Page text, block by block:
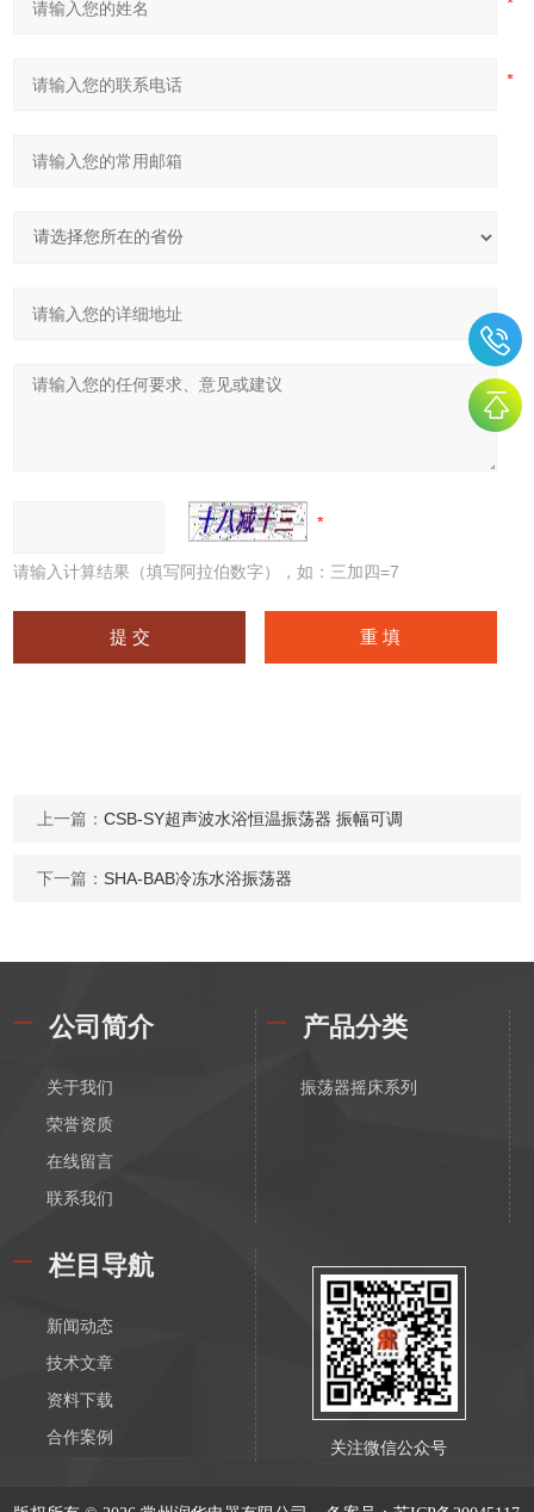
请输入计算结果（填写阿拉伯数字），如：三加四=7
上一篇：CSB-SY超声波水浴恒温振荡器 振幅可调
下一篇： SHA-BAB冷冻水浴振荡器
公司简介
关于我们
荣誉资质
在线留言
联系我们
产品分类
振荡器摇床系列
栏目导航
新闻动态
技术文章
资料下载
合作案例
关注微信公众号